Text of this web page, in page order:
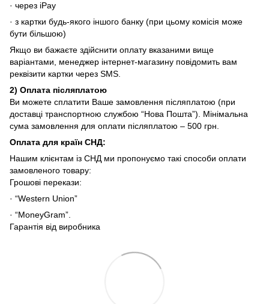
· через iPay
· з картки будь-якого іншого банку (при цьому комісія може
бути більшою)
Якщо ви бажаєте здійснити оплату вказаними вище
варіантами, менеджер інтернет-магазину повідомить вам
реквізити картки через SMS.
2) Оплата післяплатою
Ви можете сплатити Ваше замовлення післяплатою (при
доставці транспортною службою “Нова Пошта”). Мінімальна
сума замовлення для оплати післяплатою – 500 грн.
Оплата для країн СНД:
Нашим клієнтам із СНД ми пропонуємо такі способи оплати
замовленого товару:
Грошові перекази:
· “Western Union”
· “MoneyGram”.
Гарантія від виробника